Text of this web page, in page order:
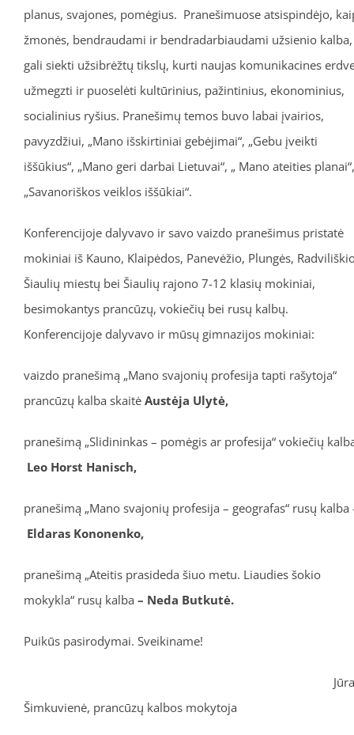
planus, svajones, pomėgius. Pranešimuose atsispindėjo,
žmonės, bendraudami ir bendradarbiaudami užsienio kalba,
gali siekti užsibrėžtų tikslų, kurti naujas komunikacines
užmegzti ir puoselėti kultūrinius, pažintinius, ekonominius,
socialinius ryšius. Pranešimų temos buvo labai įvairios,
pavyzdžiui, „Mano išskirtiniai gebėjimai“, „Gebu įveikti
iššūkius“, „Mano geri darbai Lietuvai“, „ Mano ateities planai“,
„Savanoriškos veiklos iššūkiai“.
Konferencijoje dalyvavo ir savo vaizdo pranešimus pristatė
mokiniai iš Kauno, Klaipėdos, Panevėžio, Plungės,
Šiaulių miestų bei Šiaulių rajono 7-12 klasių mokiniai,
besimokantys prancūzų, vokiečių bei rusų kalbų.
Konferencijoje dalyvavo ir mūsų gimnazijos mokiniai:
vaizdo pranešimą „Mano svajonių profesija tapti rašytoja“
prancūzų kalba skaitėAustėja Ulytė,
pranešimą „Slidininkas – pomėgis ar profesija“ vokiečių
Leo Horst Hanisch,
pranešimą „Mano svajonių profesija – geografas“ rusų kalba
Eldaras Kononenko,
pranešimą „Ateitis prasideda šiuo metu. Liaudies šokio
mokykla“ rusų kalba – Neda Butkutė.
Puikūs pasirodymai. Sveikiname!
Šimkuvienė, prancūzų kalbos mokytoja